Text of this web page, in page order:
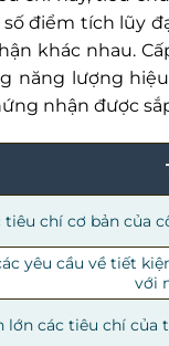
điểm tích lũy
khác nhau.
năng lượng
nhận được
chí cơ bản của
yêu cầu về tiết
với
lớn các tiêu chí của